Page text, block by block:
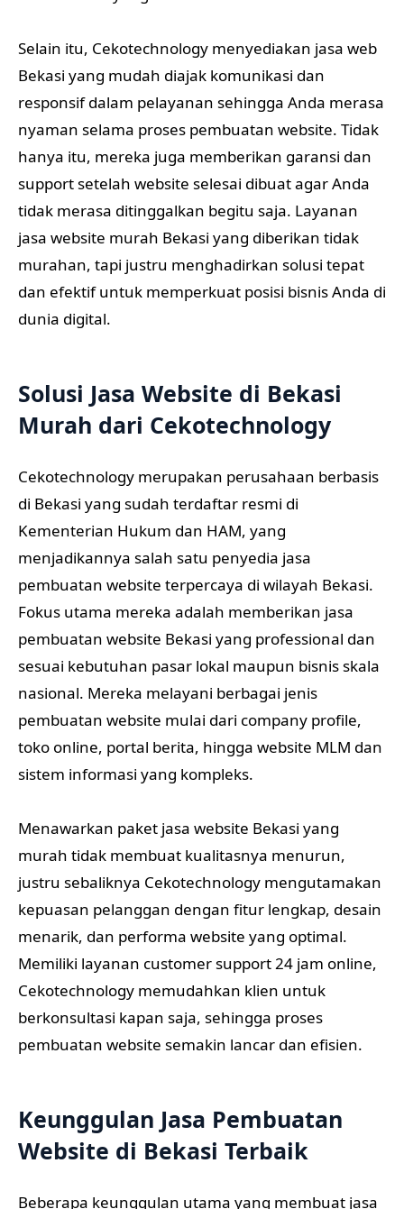
Selain itu, Cekotechnology menyediakan jasa web
Bekasi yang mudah diajak komunikasi dan
responsif dalam pelayanan sehingga Anda merasa
nyaman selama proses pembuatan website. Tidak
hanya itu, mereka juga memberikan garansi dan
support setelah website selesai dibuat agar Anda
tidak merasa ditinggalkan begitu saja. Layanan
jasa website murah Bekasi yang diberikan tidak
murahan, tapi justru menghadirkan solusi tepat
dan efektif untuk memperkuat posisi bisnis Anda di
dunia digital.
Solusi Jasa Website di Bekasi
Murah dari Cekotechnology
Cekotechnology merupakan perusahaan berbasis
di Bekasi yang sudah terdaftar resmi di
Kementerian Hukum dan HAM, yang
menjadikannya salah satu penyedia jasa
pembuatan website terpercaya di wilayah Bekasi.
Fokus utama mereka adalah memberikan jasa
pembuatan website Bekasi yang professional dan
sesuai kebutuhan pasar lokal maupun bisnis skala
nasional. Mereka melayani berbagai jenis
pembuatan website mulai dari company profile,
toko online, portal berita, hingga website MLM dan
sistem informasi yang kompleks.
Menawarkan paket jasa website Bekasi yang
murah tidak membuat kualitasnya menurun,
justru sebaliknya Cekotechnology mengutamakan
kepuasan pelanggan dengan fitur lengkap, desain
menarik, dan performa website yang optimal.
Memiliki layanan customer support 24 jam online,
Cekotechnology memudahkan klien untuk
berkonsultasi kapan saja, sehingga proses
pembuatan website semakin lancar dan efisien.
Keunggulan Jasa Pembuatan
Website di Bekasi Terbaik
Beberapa keunggulan utama yang membuat jasa